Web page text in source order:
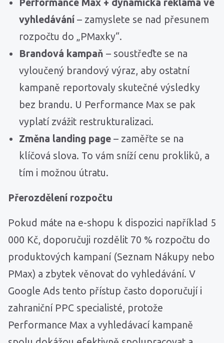
Performance Max + dynamická reklama ve
vyhledávání– zamyslete se nad přesunem
rozpočtu do „PMaxky“.
Brandová kampaň – soustřeďte se na
vyloučený brandový výraz, aby ostatní
kampaně reportovaly skutečné výsledky
bez brandu. U Performance Max se pak
vyplatí zvážit restrukturalizaci.
Změna landing page– zaměřte se na
klíčová slova. To vám sníží cenu prokliků, a
tím i možnou útratu.
Přerozdělení rozpočtu
Pokud máte na e-shopu k dispozici například 5
000 Kč, doporučuji rozdělit 70 % rozpočtu do
produktových kampaní (Seznam Nákupy nebo
PMax) a zbytek věnovat do vyhledávání. V
Google Ads tento přístup často doporučují i
zahraniční PPC specialisté, protože
Performance Max a vyhledávací kampaně